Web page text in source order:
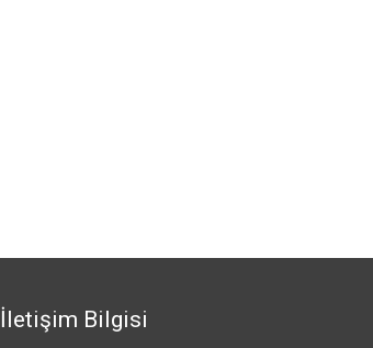
İletişim Bilgisi